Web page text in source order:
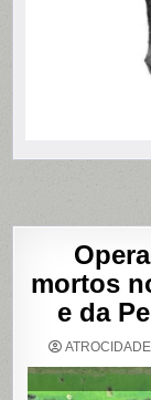
mortos
e da